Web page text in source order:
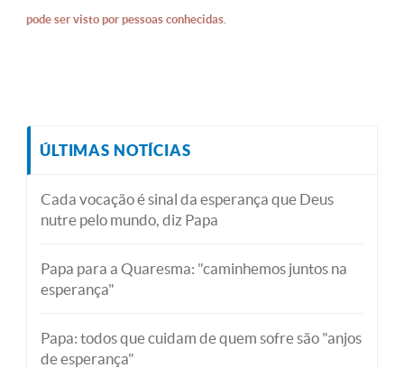
pode ser visto por pessoas conhecidas.
ÚLTIMAS NOTÍCIAS
Cada vocação é sinal da esperança que Deus
nutre pelo mundo, diz Papa
Papa para a Quaresma: "caminhemos juntos na
esperança"
Papa: todos que cuidam de quem sofre são "anjos
de esperança"